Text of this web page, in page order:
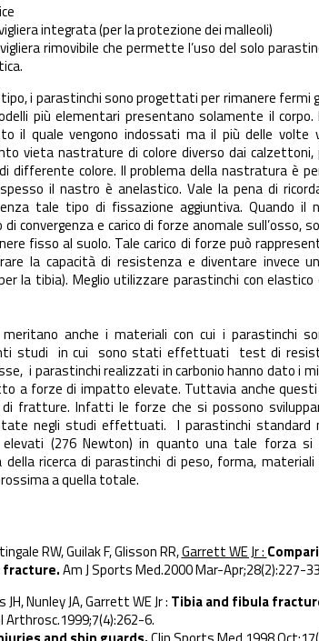
integrata (per la protezione dei malleoli)
rimovibile che permette l’uso del solo
i parastinchi sono progettati per rimanere fermi
più elementari presentano solamente il
il quale vengono indossati ma il più delle volte
vieta nastrature di colore diverso dai
differente colore. Il problema della nastratura è
il nastro è anelastico. Vale la pena di
tale tipo di fissazione aggiuntiva. Quando il
convergenza e carico di forze anomale
fisso al suolo. Tale carico di forze può
la capacità di resistenza e diventare invece
la tibia). Meglio utilizzare parastinchi con
anche i materiali con cui i parastinchi
studi in cui sono stati effettuati test di
i parastinchi realizzati in carbonio hanno dato i
a forze di impatto elevate. Tuttavia anche questi
di fratture. Infatti le forze che si possono
negli studi effettuati. I parastinchi standard
(276 Newton) in quanto una tale forza si
della ricerca di parastinchi di peso, forma,
a quella totale.
RW,Guilak F,Glisson RR,Garrett WE Jr :
Am J Sports Med.2000 Mar-Apr;28(2):227-
JH,Nunley JA,Garrett WE Jr: Tibia and fibula
Arthrosc.1999;7(4):262-6.